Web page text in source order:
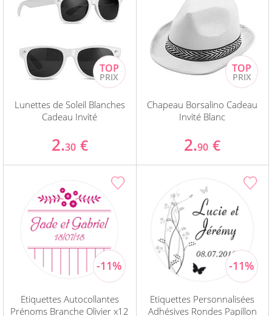
Lunettes de Soleil Blanches
Cadeau Invité
2.30 €
Chapeau Borsalino Cadeau
Invité Blanc
2.90 €
Etiquettes Autocollantes
Prénoms Branche Olivier x12
Etiquettes Personnalisées
Adhésives Rondes Papillon